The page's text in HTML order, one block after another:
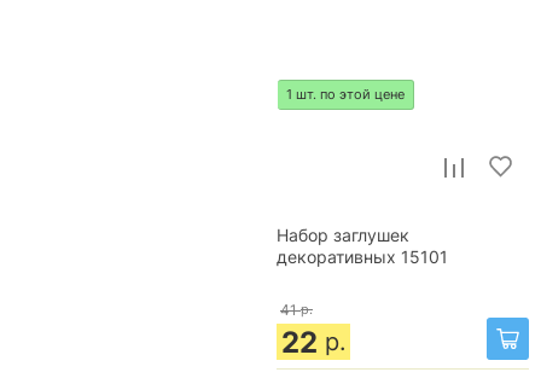
1 шт. по этой цене
Набор заглушек
декоративных 15101
41 р.
22 р.